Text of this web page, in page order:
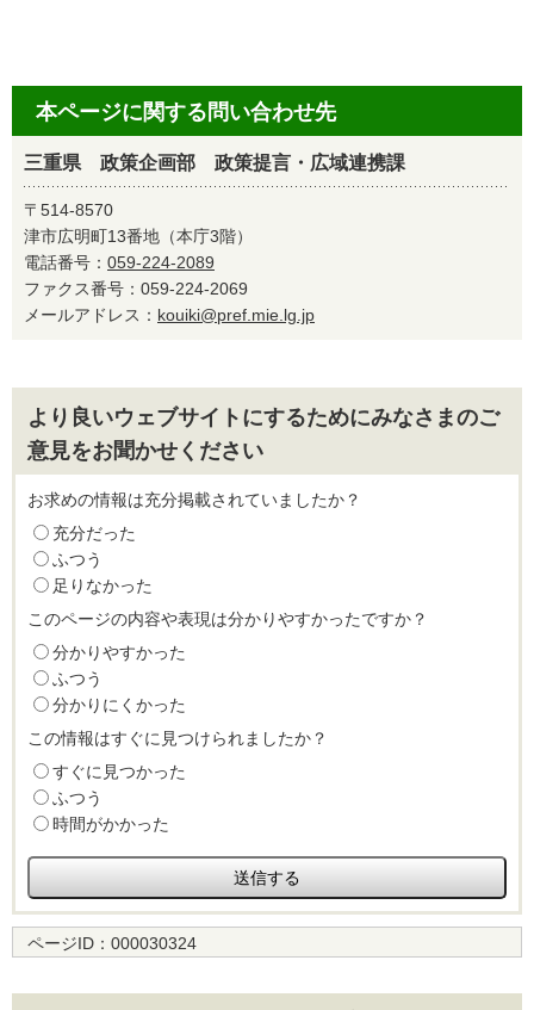
本ページに関する問い合わせ先
三重県 政策企画部 政策提言・広域連携課
〒514-8570
津市広明町13番地（本庁3階）
電話番号： 059-224-2089
ファクス番号：059-224-2069
メールアドレス： kouiki@pref.mie.lg.jp
より良いウェブサイトにするためにみなさまのご
意見をお聞かせください
お求めの情報は充分掲載されていましたか？
充分だった
ふつう
足りなかった
このページの内容や表現は分かりやすかったですか？
分かりやすかった
ふつう
分かりにくかった
この情報はすぐに見つけられましたか？
すぐに見つかった
ふつう
時間がかかった
ページID： 000030324